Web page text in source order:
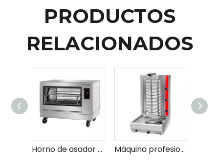
PRODUCTOS
RELACIONADOS
Horno de asador eléctrico general: el mejor horno de asador para comidas perfectamente cocinadas Máquina profesional Rotisserie y Kebab para cocinar eficiente y resultados perfectos